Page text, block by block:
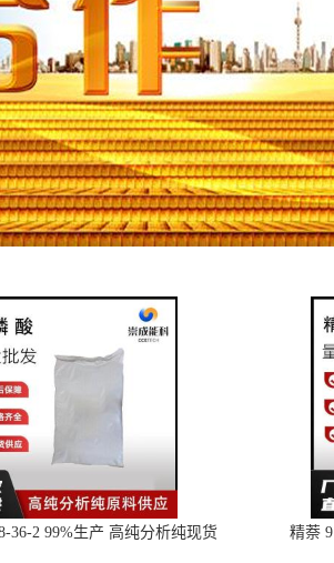
36-2 99%生产 高纯分析纯现货 精萘